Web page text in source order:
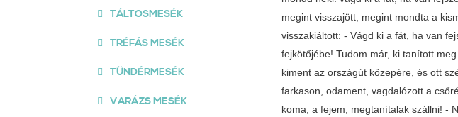
megint visszajött, megint mondta a
visszakiáltott: - Vágd ki a fát, ha van
fejkötőjébe! Tudom már, ki tanított
kiment az országút közepére, és ott
farkason, odament, vagdalózott a
koma, a fejem, megtanítalak szállni! -
TÁLTOSMESÉK
TRÉFÁS MESÉK
TÜNDÉRMESÉK
VARÁZS MESÉK